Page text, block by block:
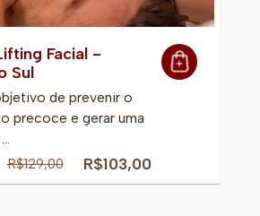
Facial -
Sul
de prevenir o
precoce e gerar uma
R$129,00 R$103,00